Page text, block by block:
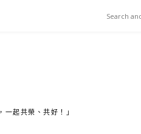
起共榮、共好！」